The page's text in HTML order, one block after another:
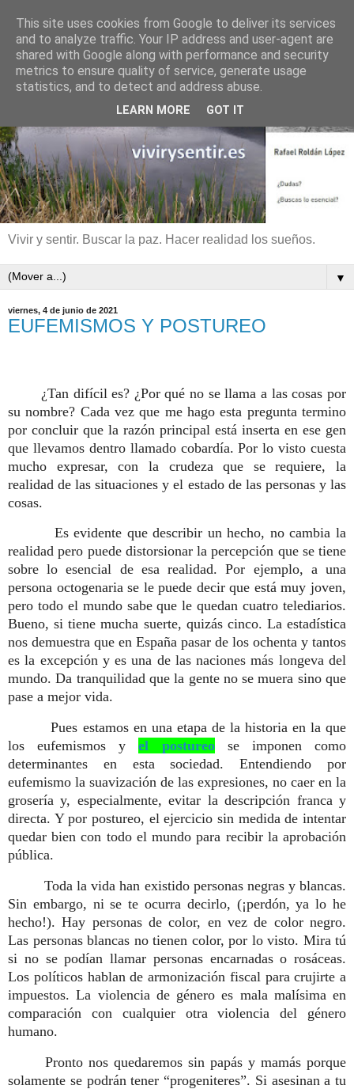
Vivir y sentir. Buscar la paz. Hacer realidad los sueños.
▼
viernes, 4 de junio de 2021
EUFEMISMOS Y POSTUREO
¿Tan difícil es? ¿Por qué no se llama a las cosas por
su nombre? Cada vez que me hago esta pregunta termino
por concluir que la razón principal está inserta en ese gen
que llevamos dentro llamado cobardía. Por lo visto cuesta
mucho expresar, con la crudeza que se requiere, la
realidad de las situaciones y el estado de las personas y las
cosas.
Es evidente que describir un hecho, no cambia la
realidad pero puede distorsionar la percepción que se tiene
sobre lo esencial de esa realidad. Por ejemplo, a una
persona octogenaria se le puede decir que está muy joven,
pero todo el mundo sabe que le quedan cuatro telediarios.
Bueno, si tiene mucha suerte, quizás cinco. La estadística
nos demuestra que en España pasar de los ochenta y tantos
es la excepción y es una de las naciones más longeva del
mundo. Da tranquilidad que la gente no se muera sino que
pase a mejor vida.
Pues estamos en una etapa de la historia en la que
los eufemismos yel postureose imponen como
determinantes en esta sociedad. Entendiendo por
eufemismo la suavización de las expresiones, no caer en la
grosería y, especialmente, evitar la descripción franca y
directa. Y por postureo, el ejercicio sin medida de intentar
quedar bien con todo el mundo para recibir la aprobación
pública.
Toda la vida han existido personas negras y blancas.
Sin embargo, ni se te ocurra decirlo, (¡perdón, ya lo he
hecho!). Hay personas de color, en vez de color negro.
Las personas blancas no tienen color, por lo visto. Mira tú
si no se podían llamar personas encarnadas o rosáceas.
Los políticos hablan de armonización fiscal para crujirte a
impuestos. La violencia de género es mala malísima en
comparación con cualquier otra violencia del género
humano.
Pronto nos quedaremos sin papás y mamás porque
solamente se podrán tener “progeniteres”. Si asesinan a tu
This site uses cookies from Google to deliver its services
and to analyze traffic. Your IP address and user-agent are
shared with Google along with performance and security
metrics to ensure quality of service, generate usage
statistics, and to detect and address abuse.
LEARN MORE GOT IT